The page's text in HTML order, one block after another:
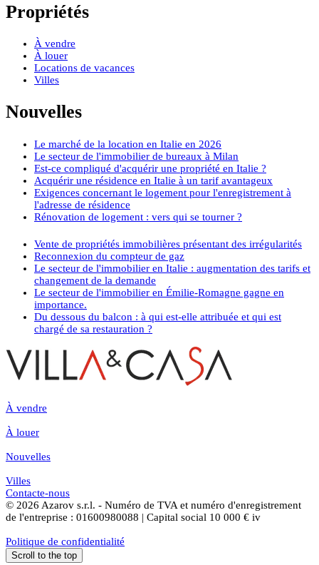
Propriétés
À vendre
À louer
Locations de vacances
Villes
Nouvelles
Le marché de la location en Italie en 2026
Le secteur de l'immobilier de bureaux à Milan
Est-ce compliqué d'acquérir une propriété en Italie ?
Acquérir une résidence en Italie à un tarif avantageux
Exigences concernant le logement pour l'enregistrement à
l'adresse de résidence
Rénovation de logement : vers qui se tourner ?
Vente de propriétés immobilières présentant des irrégularités
Reconnexion du compteur de gaz
Le secteur de l'immobilier en Italie : augmentation des tarifs et
changement de la demande
Le secteur de l'immobilier en Émilie-Romagne gagne en
importance.
Du dessous du balcon : à qui est-elle attribuée et qui est
chargé de sa restauration ?
À vendre
À louer
Nouvelles
Villes
Contacte-nous
© 2026 Azarov s.r.l. - Numéro de TVA et numéro d'enregistrement
de l'entreprise : 01600980088 | Capital social 10 000 € iv
Politique de confidentialité
Scroll to the top